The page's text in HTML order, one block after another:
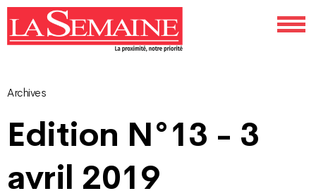
Archives
Edition N°13 - 3
avril 2019
Navigation
des
articles